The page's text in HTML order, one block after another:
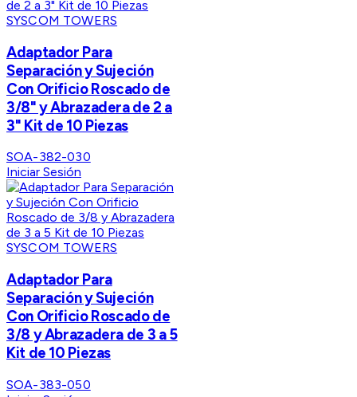
SYSCOM TOWERS
Adaptador Para
Separación y Sujeción
Con Orificio Roscado de
3/8" y Abrazadera de 2 a
3" Kit de 10 Piezas
SOA-382-030
Iniciar Sesión
SYSCOM TOWERS
Adaptador Para
Separación y Sujeción
Con Orificio Roscado de
3/8 y Abrazadera de 3 a 5
Kit de 10 Piezas
SOA-383-050